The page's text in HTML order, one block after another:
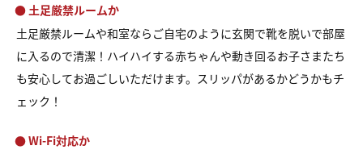
● 土足厳禁ルームか
土足厳禁ルームや和室ならご自宅のように玄関で靴を脱いで部屋
に入るので清潔！ハイハイする赤ちゃんや動き回るお子さまたち
も安心してお過ごしいただけます。スリッパがあるかどうかもチ
ェック！
● Wi-Fi対応か